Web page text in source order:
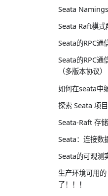
Seata
Seata Raft模式
Seata的RPC通
Seata的RPC通
（多版本协议）
如何在seata中
探索 Seata 项
Seata-Raft 存
Seata：连接数
Seata的可观测
生产环境可用
了！！！